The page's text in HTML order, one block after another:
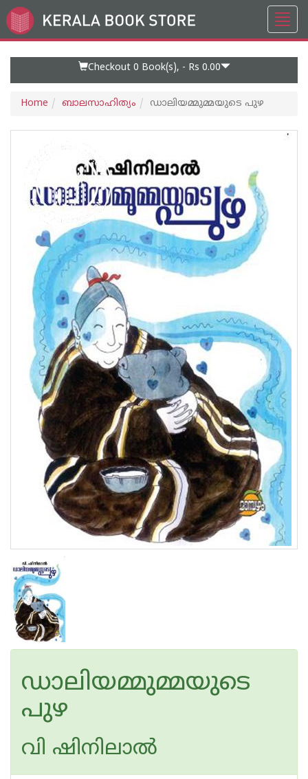
Go
to
Checkout 0 Book(s), - Rs 0.00
Home ബാലസാഹിത്യം ഡാലിയമ്മുമ്മയുടെ പുഴ
ഡാലിയമ്മുമ്മയുടെ
പുഴ
വി ഷിനിലാല്‍